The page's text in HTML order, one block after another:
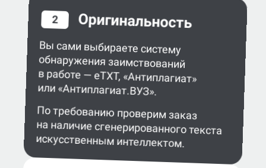
2 Оригинальность
Вы сами выбираете систему
обнаружения заимствований
в работе — eTXT, «Антиплагиат»
или «Антиплагиат.ВУЗ».
По требованию проверим заказ
на наличие сгенерированного текста
искусственным интеллектом.